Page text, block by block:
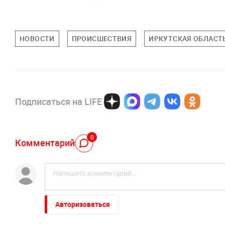
НОВОСТИ ПРОИСШЕСТВИЯ ИРКУТСКАЯ
Подписаться на LIFE
Комментарий 0
Авторизоваться